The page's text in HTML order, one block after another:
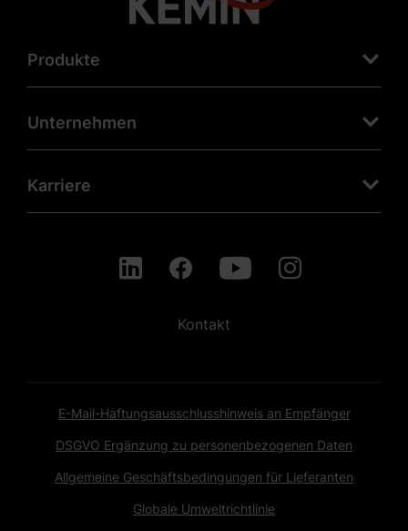
Produkte
Unternehmen
Karriere
Kontakt
E-Mail-Haftungsausschlusshinweis an Empfänger
DSGVO Ergänzung zu personenbezogenen Daten
Allgemeine Geschäftsbedingungen für Lieferanten
Globale Umweltrichtlinie